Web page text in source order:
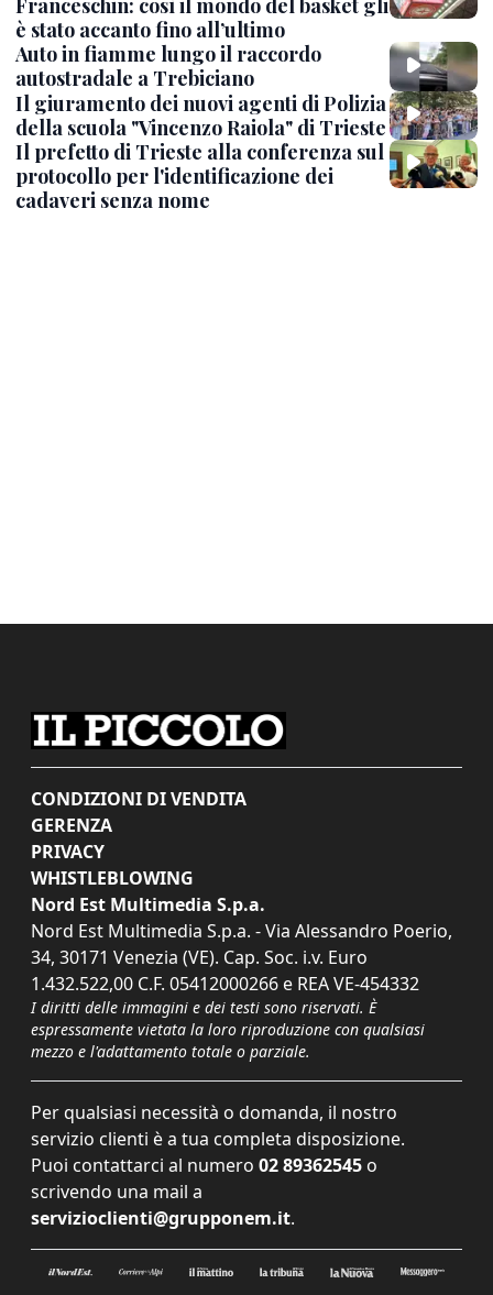
Franceschin: così il mondo del basket gli
è stato accanto fino all’ultimo
Auto in fiamme lungo il raccordo
autostradale a Trebiciano
Il giuramento dei nuovi agenti di Polizia
della scuola "Vincenzo Raiola" di Trieste
Il prefetto di Trieste alla conferenza sul
protocollo per l'identificazione dei
cadaveri senza nome
CONDIZIONI DI VENDITA
GERENZA
PRIVACY
WHISTLEBLOWING
Nord Est Multimedia S.p.a.
Nord Est Multimedia S.p.a. - Via Alessandro Poerio,
34, 30171 Venezia (VE). Cap. Soc. i.v. Euro
1.432.522,00 C.F. 05412000266 e REA VE-454332
I diritti delle immagini e dei testi sono riservati. È
espressamente vietata la loro riproduzione con qualsiasi
mezzo e l'adattamento totale o parziale.
Per qualsiasi necessità o domanda, il nostro
servizio clienti è a tua completa disposizione.
Puoi contattarci al numero 02 89362545 o
scrivendo una mail a
servizioclienti@grupponem.it.